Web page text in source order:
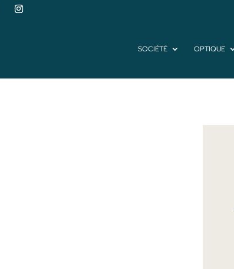
SOCIÉTÉ OPTIQUE